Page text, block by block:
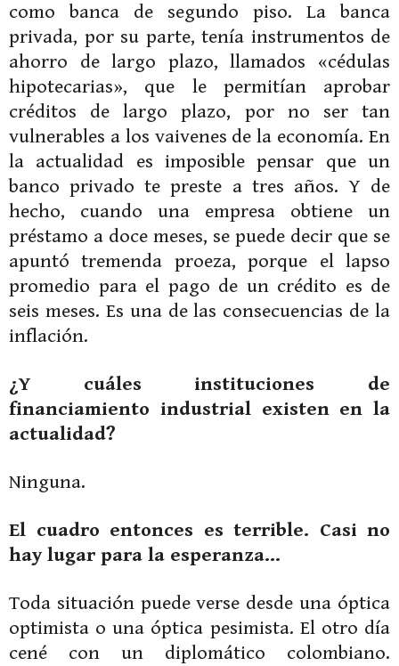
como banca de segundo piso. La banca
privada, por su parte, tenía instrumentos de
ahorro de largo plazo, llamados «cédulas
hipotecarias», que le permitían aprobar
créditos de largo plazo, por no ser tan
vulnerables a los vaivenes de la economía. En
la actualidad es imposible pensar que un
banco privado te preste a tres años. Y de
hecho, cuando una empresa obtiene un
préstamo a doce meses, se puede decir que se
apuntó tremenda proeza, porque el lapso
promedio para el pago de un crédito es de
seis meses. Es una de las consecuencias de la
inflación.
¿Y cuáles instituciones de
financiamiento industrial existen en la
actualidad?
Ninguna.
El cuadro entonces es terrible. Casi no
hay lugar para la esperanza…
Toda situación puede verse desde una óptica
optimista o una óptica pesimista. El otro día
cené con un diplomático colombiano.